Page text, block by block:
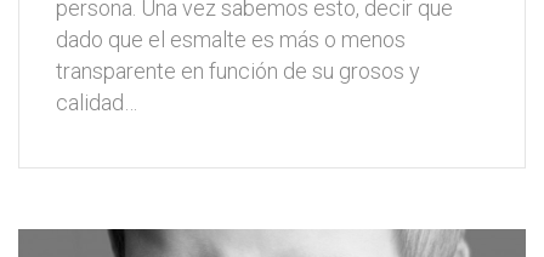
persona. Una vez sabemos esto, decir que
dado que el esmalte es más o menos
transparente en función de su grosos y
calidad…